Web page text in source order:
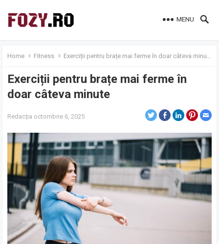
MENU
Home Fitness Exerciții pentru brațe mai ferme în doar câteva minute
Exerciții pentru brațe mai ferme în
doar câteva minute
Redacția octombrie 6, 2025